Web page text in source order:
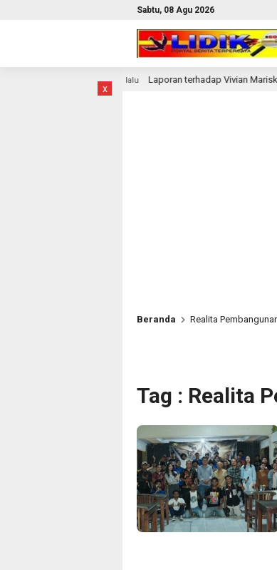
Sabtu, 08 Agu 2026
x
Laporan terhadap Vivian Mariska Berujung
Beranda Realita
Tag : Realita